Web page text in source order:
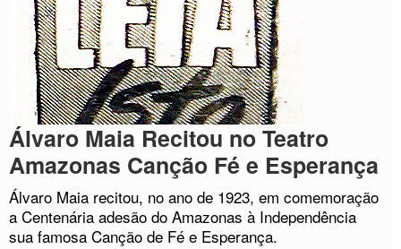
Álvaro Maia Recitou no Teatro
Amazonas Canção Fé e Esperança
Álvaro Maia recitou, no ano de 1923, em comemoração
a Centenária adesão do Amazonas à Independência
sua famosa Canção de Fé e Esperança.